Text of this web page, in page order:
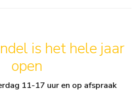
is het hele jaar
open
11-17 uur en op afspraak